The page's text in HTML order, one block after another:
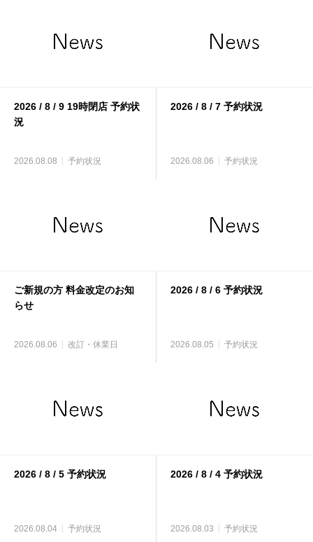
2026 / 8 / 9 19時閉店 予約状
況
2026.08.08 予約状況
2026 / 8 / 7 予約状況
2026.08.06 予約状況
ご新規の方 料金改定のお知
らせ
2026.08.06 改訂・休業日
2026 / 8 / 6 予約状況
2026.08.05 予約状況
2026 / 8 / 5 予約状況
2026.08.04 予約状況
2026 / 8 / 4 予約状況
2026.08.03 予約状況